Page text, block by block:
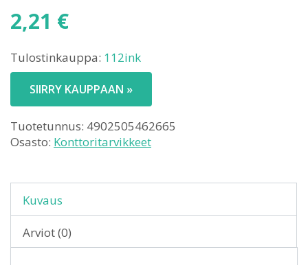
Alkuperäinen
hinta
2,46 €.
2,21 €
hinta
on:
2,21 €.
Tulostinkauppa: 112ink
SIIRRY KAUPPAAN »
Tuotetunnus: 4902505462665
Osasto: Konttoritarvikkeet
Kuvaus
Arviot (0)